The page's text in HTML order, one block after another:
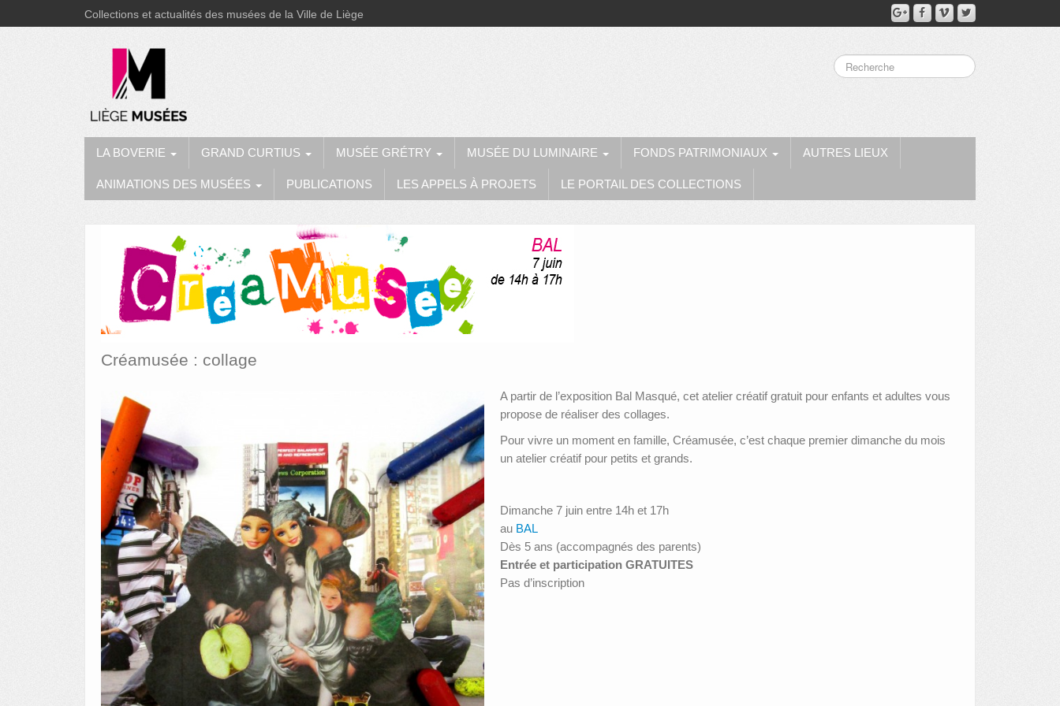
Collections et actualités des musées de la Ville de Liège
LA BOVERIE GRAND CURTIUS MUSÉE GRÉTRY MUSÉE DU LUMINAIRE FONDS PATRIMONIAUX AUTRES LIEUX
ANIMATIONS DES MUSÉES PUBLICATIONS LES APPELS À PROJETS LE PORTAIL DES COLLECTIONS
Créamusée : collage
A partir de l’exposition Bal Masqué, cet atelier créatif gratuit pour enfants et adultes vous
propose de réaliser des collages.
Pour vivre un moment en famille, Créamusée, c’est chaque premier dimanche du mois
un atelier créatif pour petits et grands.
Dimanche 7 juin entre 14h et 17h
au BAL
Dès 5 ans (accompagnés des parents)
Entrée et participation GRATUITES
Pas d’inscription